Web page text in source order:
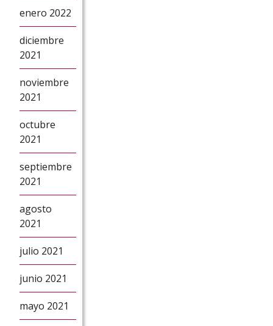
enero 2022
diciembre
2021
noviembre
2021
octubre
2021
septiembre
2021
agosto
2021
julio 2021
junio 2021
mayo 2021